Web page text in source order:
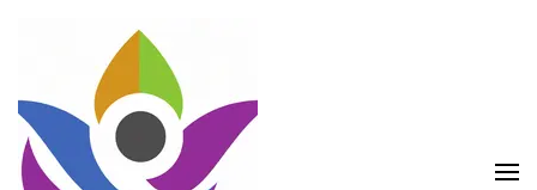
(druk
enter)